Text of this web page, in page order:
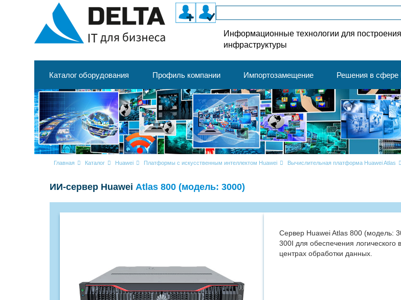
Информационные технологии для
инфраструктуры
Каталог оборудования Профиль компании Импортозамещение Решения в
Главная Каталог Huawei Платформы с искусственным интеллектом Huawei Вычислительная платформа Huawei Atlas
ИИ-сервер HuaweiAtlas 800 (модель: 3000)
Сервер Huawei Atlas 800 (модель:
300I для обеспечения
центрах обработки данных.